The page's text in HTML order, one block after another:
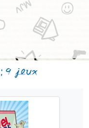
: 9 jeux